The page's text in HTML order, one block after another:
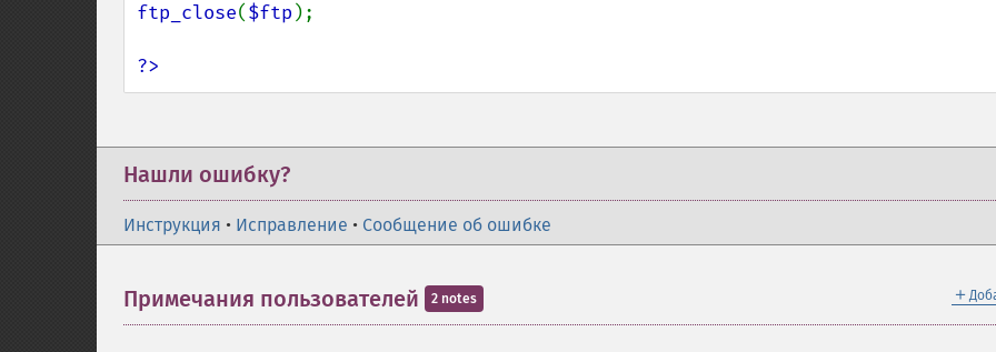
ftp_close($ftp );
?>
Нашли ошибку?
Инструкция • Исправление • Сообщение об ошибке
＋
Примечания пользователей 2 notes